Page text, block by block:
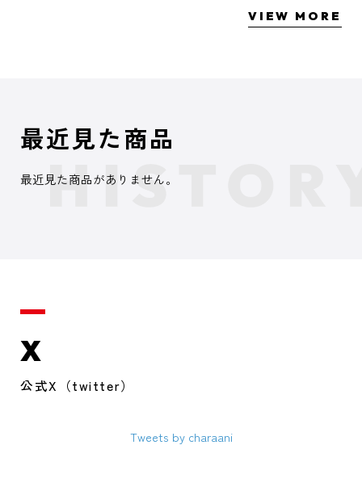
VIEW MORE
最近見た商品
最近見た商品がありません。
X
公式X（twitter）
Tweets by charaani